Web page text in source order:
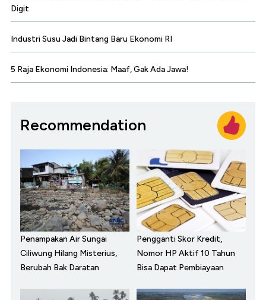
Digit
Industri Susu Jadi Bintang Baru Ekonomi RI
5 Raja Ekonomi Indonesia: Maaf, Gak Ada Jawa!
Recommendation
Penampakan Air Sungai
Ciliwung Hilang Misterius,
Berubah Bak Daratan
Pengganti Skor Kredit,
Nomor HP Aktif 10 Tahun
Bisa Dapat Pembiayaan